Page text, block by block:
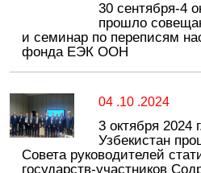
30 сентября-4
прошло
и семинар по переписям
фонда ЕЭК ООН
04 .10 .2024
3 октября 2024
Узбекистан
Совета руководителей
государств-участников